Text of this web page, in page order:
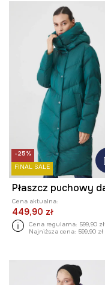
-25%
FINAL SALE
Cena aktualna:
449,90 zł
Cena regularna: 599,90 zł
Najniższa cena: 599,90 zł